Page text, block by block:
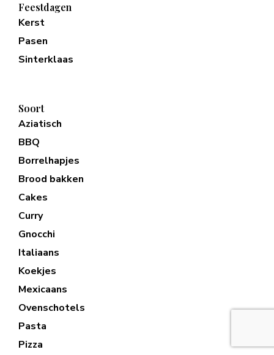
Feestdagen
Kerst
Pasen
Sinterklaas
Soort
Aziatisch
BBQ
Borrelhapjes
Brood bakken
Cakes
Curry
Gnocchi
Italiaans
Koekjes
Mexicaans
Ovenschotels
Pasta
Pizza